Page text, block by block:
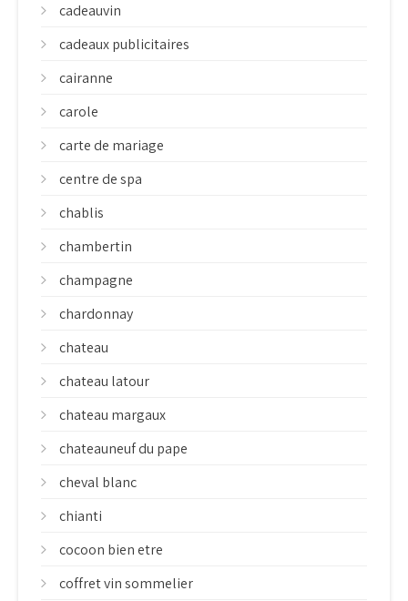
cadeauvin
cadeaux publicitaires
cairanne
carole
carte de mariage
centre de spa
chablis
chambertin
champagne
chardonnay
chateau
chateau latour
chateau margaux
chateauneuf du pape
cheval blanc
chianti
cocoon bien etre
coffret vin sommelier